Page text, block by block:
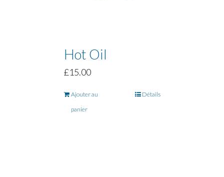
Hot Oil
£15.00
Ajouter au
panier
Détails